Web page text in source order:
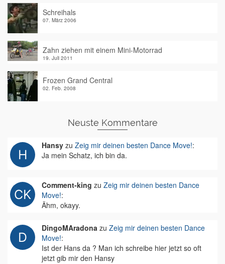
Schreihals
07. März 2006
Zahn ziehen mit einem Mini-Motorrad
19. Juli 2011
Frozen Grand Central
02. Feb. 2008
Neuste Kommentare
Hansy zu Zeig mir deinen besten Dance Move!:
Ja mein Schatz, ich bin da.
Comment-king zu Zeig mir deinen besten Dance
Move!:
Ähm, okayy.
DingoMAradona zu Zeig mir deinen besten Dance
Move!:
Ist der Hans da ? Man ich schreibe hier jetzt so oft
jetzt gib mir den Hansy